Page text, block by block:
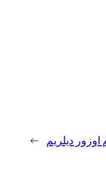
اوزور دیلریم →